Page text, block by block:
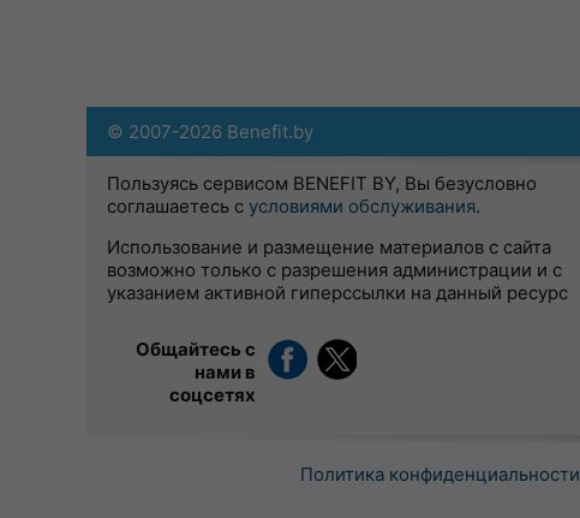
© 2007-2026 Benefit.by
Пользуясь сервисом BENEFIT BY, Вы безусловно
соглашаетесь с условиями обслуживания.
Использование и размещение материалов с сайта
возможно только с разрешения администрации и с
указанием активной гиперссылки на данный ресурс
Общайтесь с
нами в
соцсетях
Политика конфиденциальности